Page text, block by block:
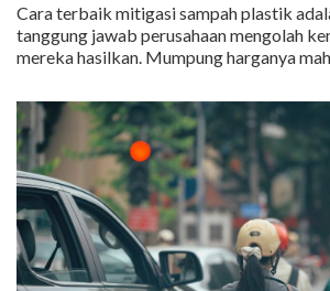
Cara terbaik mitigasi sampah plastik
tanggung jawab perusahaan mengolah
mereka hasilkan. Mumpung harganya